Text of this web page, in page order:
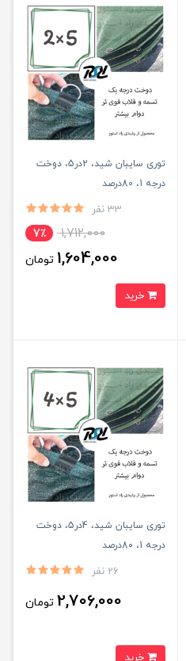
توری سایبان شید، 2در5، دوخت
درجه 1، 80درصد
33 نفر
1,712,000 7٪
1,604,000 تومان
توری سایبان شید، 4در5، دوخت
درجه 1، 80درصد
26 نفر
2,706,000 تومان